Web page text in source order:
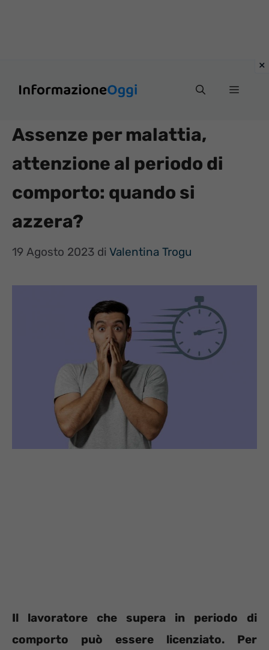
Menu
Assenze per malattia,
attenzione al periodo di
comporto: quando si
azzera?
19 Agosto 2023 di Valentina Trogu
Il lavoratore che supera in periodo di
comporto può essere licenziato. Per